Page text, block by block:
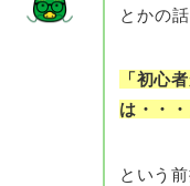
とかの
「初心
は・・・
という